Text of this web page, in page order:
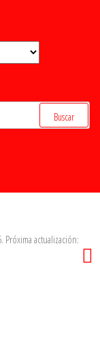
Próxima actualización: